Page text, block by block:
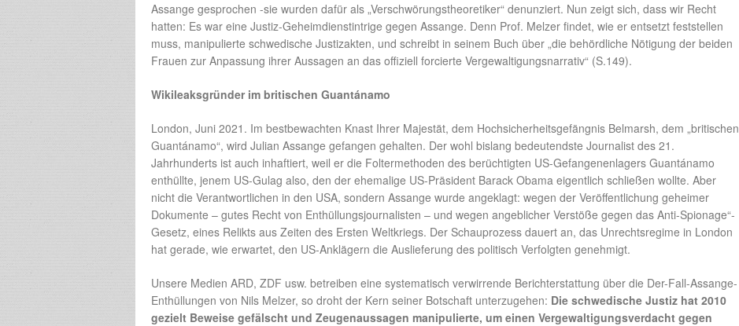
Assange gesprochen -sie wurden dafür als „Verschwörungstheoretiker“ denunziert. Nun zeigt sich, dass wir Recht
hatten: Es war eine Justiz-Geheimdienstintrige gegen Assange. Denn Prof. Melzer findet, wie er entsetzt feststellen
muss, manipulierte schwedische Justizakten, und schreibt in seinem Buch über „die behördliche Nötigung der beiden
Frauen zur Anpassung ihrer Aussagen an das offiziell forcierte Vergewaltigungsnarrativ“ (S.149).
Wikileaksgründer im britischen Guantánamo
London, Juni 2021. Im bestbewachten Knast Ihrer Majestät, dem Hochsicherheitsgefängnis Belmarsh, dem „britischen
Guantánamo“, wird Julian Assange gefangen gehalten. Der wohl bislang bedeutendste Journalist des 21.
Jahrhunderts ist auch inhaftiert, weil er die Foltermethoden des berüchtigten US-Gefangenenlagers Guantánamo
enthüllte, jenem US-Gulag also, den der ehemalige US-Präsident Barack Obama eigentlich schließen wollte. Aber
nicht die Verantwortlichen in den USA, sondern Assange wurde angeklagt: wegen der Veröffentlichung geheimer
Dokumente – gutes Recht von Enthüllungsjournalisten – und wegen angeblicher Verstöße gegen das Anti-Spionage“-
Gesetz, eines Relikts aus Zeiten des Ersten Weltkriegs. Der Schauprozess dauert an, das Unrechtsregime in London
hat gerade, wie erwartet, den US-Anklägern die Auslieferung des politisch Verfolgten genehmigt.
Unsere Medien ARD, ZDF usw. betreiben eine systematisch verwirrende Berichterstattung über die Der-Fall-Assange-
Enthüllungen von Nils Melzer, so droht der Kern seiner Botschaft unterzugehen: Die schwedische Justiz hat 2010
gezielt Beweise gefälscht und Zeugenaussagen manipulierte, um einen Vergewaltigungsverdacht gegen